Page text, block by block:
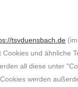
tsvduensbach.de
Cookies und ähnliche
all diese unter
werden